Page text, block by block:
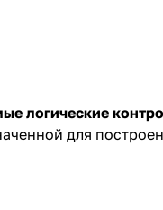
логические
для